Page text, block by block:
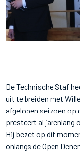
De Technische Staf
uit te breiden met
afgelopen seizoen op
presteert al jarenlang
Hij bezet op dit
onlangs de Open